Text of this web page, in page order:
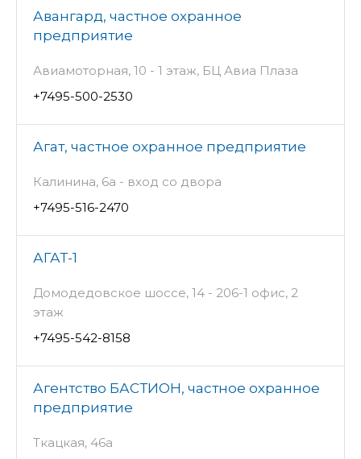
Авангард, частное охранное
предприятие
Авиамоторная, 10 - 1 этаж, БЦ Авиа Плаза
+7495-500-2530
Агат, частное охранное предприятие
Калинина, 6а - вход со двора
+7495-516-2470
АГАТ-1
Домодедовское шоссе, 14 - 206-1 офис, 2
этаж
+7495-542-8158
Агентство БАСТИОН, частное охранное
предприятие
Ткацкая, 46а